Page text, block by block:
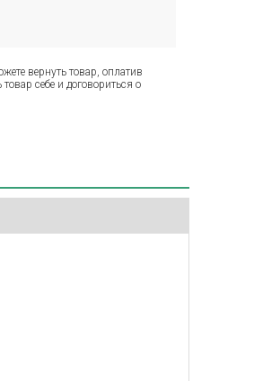
вернуть товар, оплатив
себе и договориться о